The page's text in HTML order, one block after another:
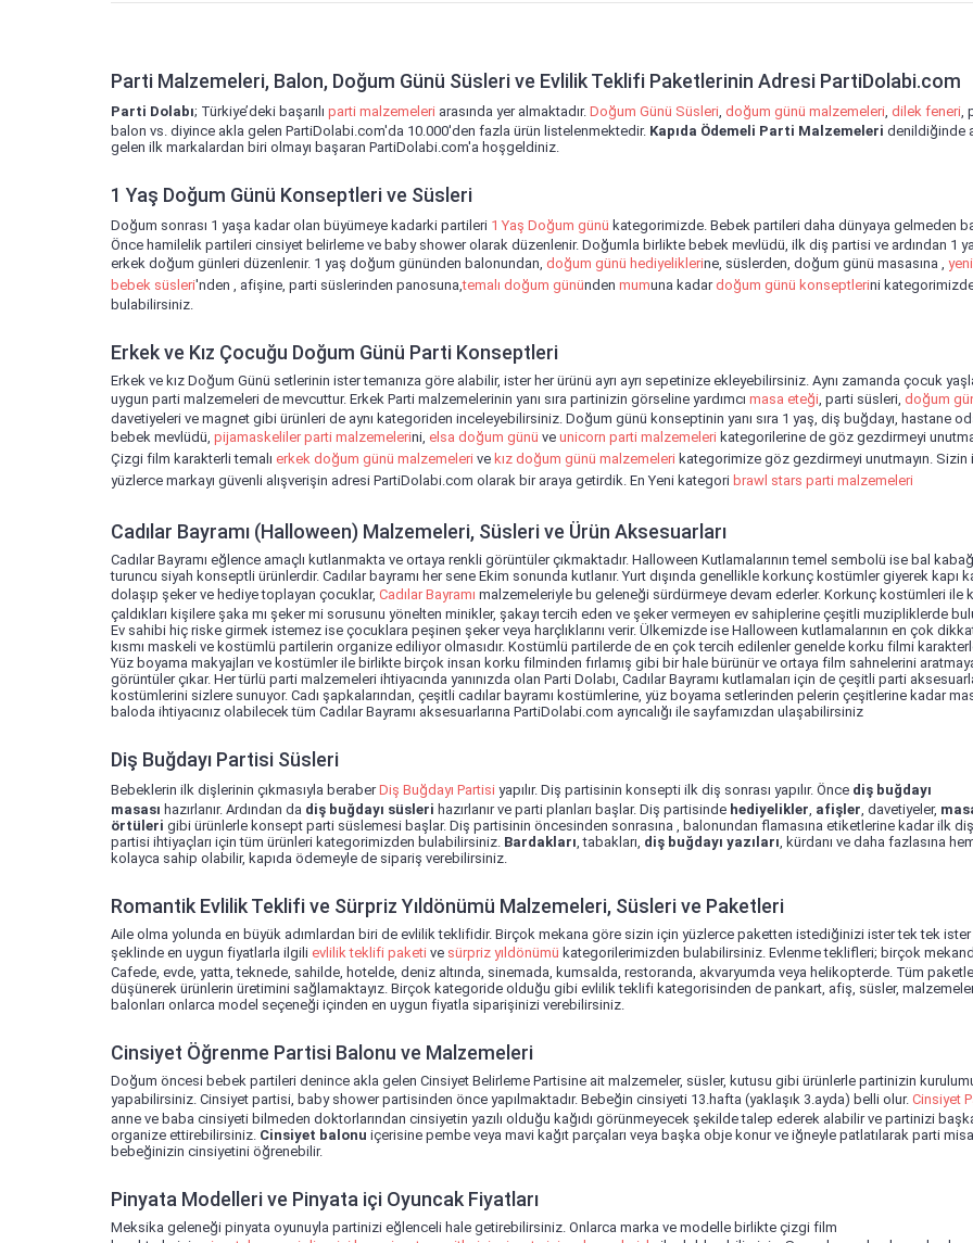
Parti Malzemeleri, Balon, Doğum Günü Süsleri ve Evlilik Teklifi Paketlerinin Adresi PartiDolabi.com
Parti Dolabı; Türkiye’deki başarılı parti malzemeleri arasında yer almaktadır. Doğum Günü Süsleri, doğum günü malzemeleri, dilek feneri,
balon vs. diyince akla gelen PartiDolabi.com'da 10.000'den fazla ürün listelenmektedir. Kapıda Ödemeli Parti Malzemeleri denildiğinde
gelen ilk markalardan biri olmayı başaran PartiDolabi.com'a hoşgeldiniz.
1 Yaş Doğum Günü Konseptleri ve Süsleri
Doğum sonrası 1 yaşa kadar olan büyümeye kadarki partileri 1 Yaş Doğum günü kategorimizde. Bebek partileri daha dünyaya gelmeden
Önce hamilelik partileri cinsiyet belirleme ve baby shower olarak düzenlenir. Doğumla birlikte bebek mevlüdü, ilk diş partisi ve ardından 1
erkek doğum günleri düzenlenir. 1 yaş doğum gününden balonundan, doğum günü hediyeliklerine, süslerden, doğum günü masasına ,
bebek süsleri'nden , afişine, parti süslerinden panosuna,temalı doğum gününden mumuna kadardoğum günü konseptlerini
bulabilirsiniz.
Erkek ve Kız Çocuğu Doğum Günü Parti Konseptleri
Erkek ve kız Doğum Günü setlerinin ister temanıza göre alabilir, ister her ürünü ayrı ayrı sepetinize ekleyebilirsiniz. Aynı zamanda çocuk
uygun parti malzemeleri de mevcuttur. Erkek Parti malzemelerinin yanı sıra partinizin görseline yardımcı masa eteği, parti süsleri, doğum
davetiyeleri ve magnet gibi ürünleri de aynı kategoriden inceleyebilirsiniz. Doğum günü konseptinin yanı sıra 1 yaş, diş buğdayı, hastane
bebek mevlüdü, pijamaskeliler parti malzemelerini, elsa doğum günü ve unicorn parti malzemeleri kategorilerine de göz gezdirmeyi
Çizgi film karakterli temalı erkek doğum günü malzemeleri ve kız doğum günü malzemeleri kategorimize göz gezdirmeyi unutmayın. Sizin
yüzlerce markayı güvenli alışverişin adresi PartiDolabi.com olarak bir araya getirdik. En Yeni kategori brawl stars parti malzemeleri
Cadılar Bayramı (Halloween) Malzemeleri, Süsleri ve Ürün Aksesuarları
Cadılar Bayramı eğlence amaçlı kutlanmakta ve ortaya renkli görüntüler çıkmaktadır. Halloween Kutlamalarının temel sembolü ise bal
turuncu siyah konseptli ürünlerdir. Cadılar bayramı her sene Ekim sonunda kutlanır. Yurt dışında genellikle korkunç kostümler giyerek kapı
dolaşıp şeker ve hediye toplayan çocuklar, Cadılar Bayramı malzemeleriyle bu geleneği sürdürmeye devam ederler. Korkunç kostümleri ile
çaldıkları kişilere şaka mı şeker mi sorusunu yönelten minikler, şakayı tercih eden ve şeker vermeyen ev sahiplerine çeşitli muzipliklerde
Ev sahibi hiç riske girmek istemez ise çocuklara peşinen şeker veya harçlıklarını verir. Ülkemizde ise Halloween kutlamalarının en çok
kısmı maskeli ve kostümlü partilerin organize ediliyor olmasıdır. Kostümlü partilerde de en çok tercih edilenler genelde korku filmi
Yüz boyama makyajları ve kostümler ile birlikte birçok insan korku filminden fırlamış gibi bir hale bürünür ve ortaya film sahnelerini
görüntüler çıkar. Her türlü parti malzemeleri ihtiyacında yanınızda olan Parti Dolabı, Cadılar Bayramı kutlamaları için de çeşitli parti
kostümlerini sizlere sunuyor. Cadı şapkalarından, çeşitli cadılar bayramı kostümlerine, yüz boyama setlerinden pelerin çeşitlerine kadar
baloda ihtiyacınız olabilecek tüm Cadılar Bayramı aksesuarlarına PartiDolabi.com ayrıcalığı ile sayfamızdan ulaşabilirsiniz
Diş Buğdayı Partisi Süsleri
Bebeklerin ilk dişlerinin çıkmasıyla beraberDiş Buğdayı Partisi yapılır. Diş partisinin konsepti ilk diş sonrası yapılır. Önce diş buğdayı
masası hazırlanır. Ardından da diş buğdayı süsleri hazırlanır ve parti planları başlar. Diş partisinde hediyelikler, afişler, davetiyeler,
örtüleri gibi ürünlerle konsept parti süslemesi başlar. Diş partisinin öncesinden sonrasına , balonundan flamasına etiketlerine kadar ilk
partisi ihtiyaçları için tüm ürünleri kategorimizden bulabilirsiniz. Bardakları, tabakları, diş buğdayı yazıları, kürdanı ve daha fazlasına
kolayca sahip olabilir, kapıda ödemeyle de sipariş verebilirsiniz.
Romantik Evlilik Teklifi ve Sürpriz Yıldönümü Malzemeleri, Süsleri ve Paketleri
Aile olma yolunda en büyük adımlardan biri de evlilik teklifidir. Birçok mekana göre sizin için yüzlerce paketten istediğinizi ister tek tek
şeklinde en uygun fiyatlarla ilgili evlilik teklifi paketi ve sürpriz yıldönümü kategorilerimizden bulabilirsiniz. Evlenme teklifleri; birçok
Cafede, evde, yatta, teknede, sahilde, hotelde, deniz altında, sinemada, kumsalda, restoranda, akvaryumda veya helikopterde. Tüm
düşünerek ürünlerin üretimini sağlamaktayız. Birçok kategoride olduğu gibi evlilik teklifi kategorisinden de pankart, afiş, süsler,
balonları onlarca model seçeneği içinden en uygun fiyatla siparişinizi verebilirsiniz.
Cinsiyet Öğrenme Partisi Balonu ve Malzemeleri
Doğum öncesi bebek partileri denince akla gelen Cinsiyet Belirleme Partisine ait malzemeler, süsler, kutusu gibi ürünlerle partinizin
yapabilirsiniz. Cinsiyet partisi, baby shower partisinden önce yapılmaktadır. Bebeğin cinsiyeti 13.hafta (yaklaşık 3.ayda) belli olur. Cinsiyet
anne ve baba cinsiyeti bilmeden doktorlarından cinsiyetin yazılı olduğu kağıdı görünmeyecek şekilde talep ederek alabilir ve partinizi
organize ettirebilirsiniz. Cinsiyet balonu içerisine pembe veya mavi kağıt parçaları veya başka obje konur ve iğneyle patlatılarak parti
bebeğinizin cinsiyetini öğrenebilir.
Pinyata Modelleri ve Pinyata içi Oyuncak Fiyatları
Meksika geleneği pinyata oyunuyla partinizi eğlenceli hale getirebilirsiniz. Onlarca marka ve modelle birlikte çizgi film